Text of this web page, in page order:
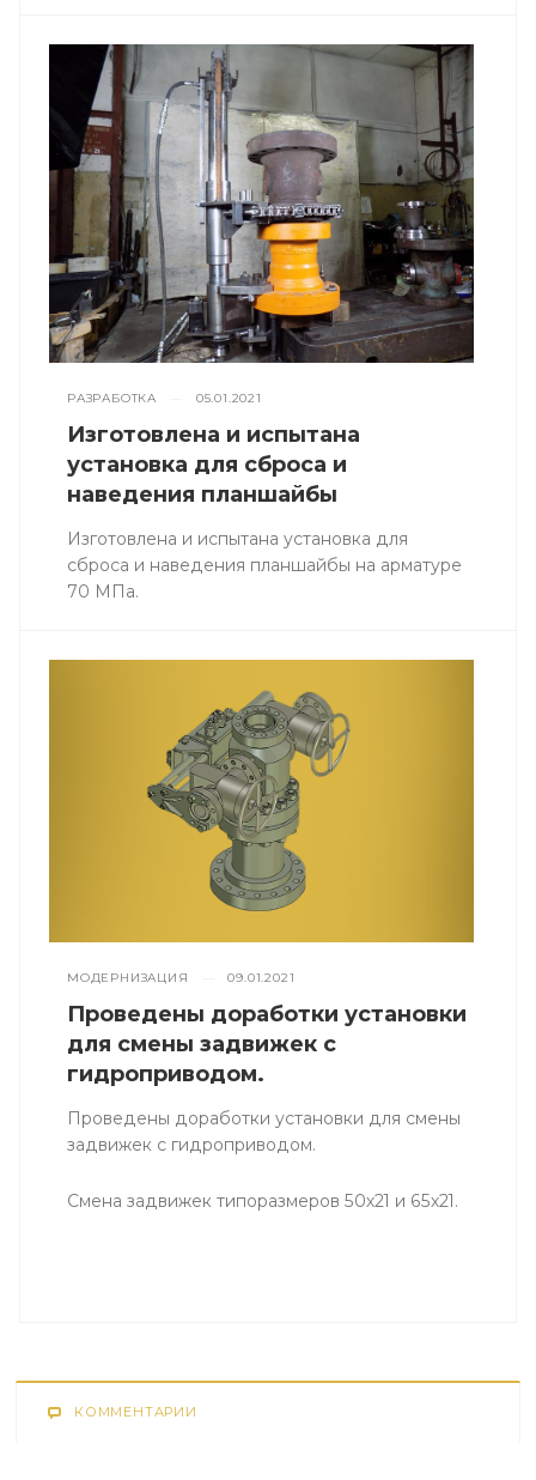
РАЗРАБОТКА 05.01.2021
Изготовлена и испытана
установка для сброса и
наведения планшайбы
Изготовлена и испытана установка для
сброса и наведения планшайбы на арматуре
70 МПа.
МОДЕРНИЗАЦИЯ 09.01.2021
Проведены доработки установки
для смены задвижек с
гидроприводом.
Проведены доработки установки для смены
задвижек с гидроприводом.
Смена задвижек типоразмеров 50х21 и 65х21.
КОММЕНТАРИИ